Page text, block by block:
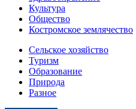
Культура
Общество
Костромское землячество
Сельское хозяйство
Туризм
Образование
Природа
Разное